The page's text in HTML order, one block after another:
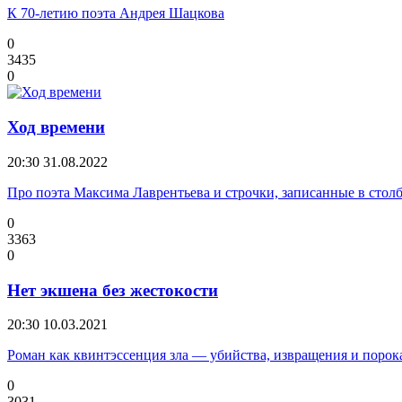
К 70-летию поэта Андрея Шацкова
0
3435
0
Ход времени
20:30 31.08.2022
Про поэта Максима Лаврентьева и строчки, записанные в
0
3363
0
Нет экшена без жестокости
20:30 10.03.2021
Роман как квинтэссенция зла — убийства, извращения и
0